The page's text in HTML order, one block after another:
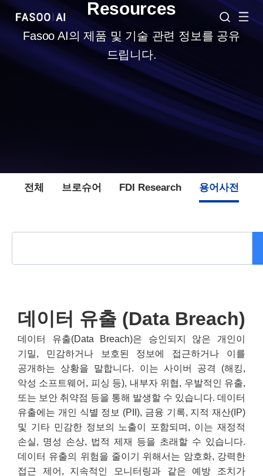
Resources
Fasoo AI의 제품 및 기술 관련 정보를 공유
드립니다.
전체 브로슈어 FDI Research 용어사전
데이터 유출 (Data Breach)
데이터 유출(Data Breach)은 승인되지 않은 개인이
기밀, 민감하거나 보호된 정보에 접근하거나 이를
공개하는 상황을 말합니다. 이는 사이버 공격 (해킹,
악성 소프트웨어, 피싱 등), 내부자 위협, 우발적인 유출,
또는 보안 취약점 등을 통해 발생할 수 있습니다. 데이터
유출에는 개인 식별 정보 (PII), 금융 기록, 지적 재산(IP)
및 기타 민감한 정보의 노출이 포함되며, 이는 재정적
손실, 명성 손상, 법적 제재 등을 초래할 수 있습니다.
데이터 유출의 위험을 줄이기 위해서는 암호화, 강력한
접근 제어, 지속적인 모니터링과 같은 예방 조치가